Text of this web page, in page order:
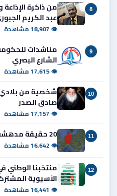
8
من ذاكرة الإذاعة
عبد الكريم
👁 18,907 مشاهدة
9
مناشدات
الشارع البصري
👁 17,615 مشاهدة
10
شخصية من
صادق الصدر
👁 17,157 مشاهدة
11 20 حقيقة مدهشة عن احد البلدان الاوربية
👁 16,642 مشاهدة
12
الآسيوية
👁 16,441 مشاهدة